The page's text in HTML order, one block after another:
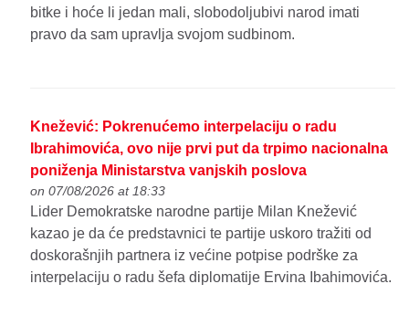
bitke i hoće li jedan mali, slobodoljubivi narod imati
pravo da sam upravlja svojom sudbinom.
Knežević: Pokrenućemo interpelaciju o radu
Ibrahimovića, ovo nije prvi put da trpimo nacionalna
poniženja Ministarstva vanjskih poslova
on 07/08/2026 at 18:33
Lider Demokratske narodne partije Milan Knežević
kazao je da će predstavnici te partije uskoro tražiti od
doskorašnjih partnera iz većine potpise podrške za
interpelaciju o radu šefa diplomatije Ervina Ibahimovića.